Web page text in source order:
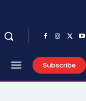
Subscribe